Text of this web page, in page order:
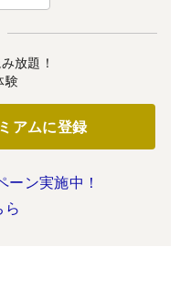
放題！
験
アムに登録
ン実施中！
ら